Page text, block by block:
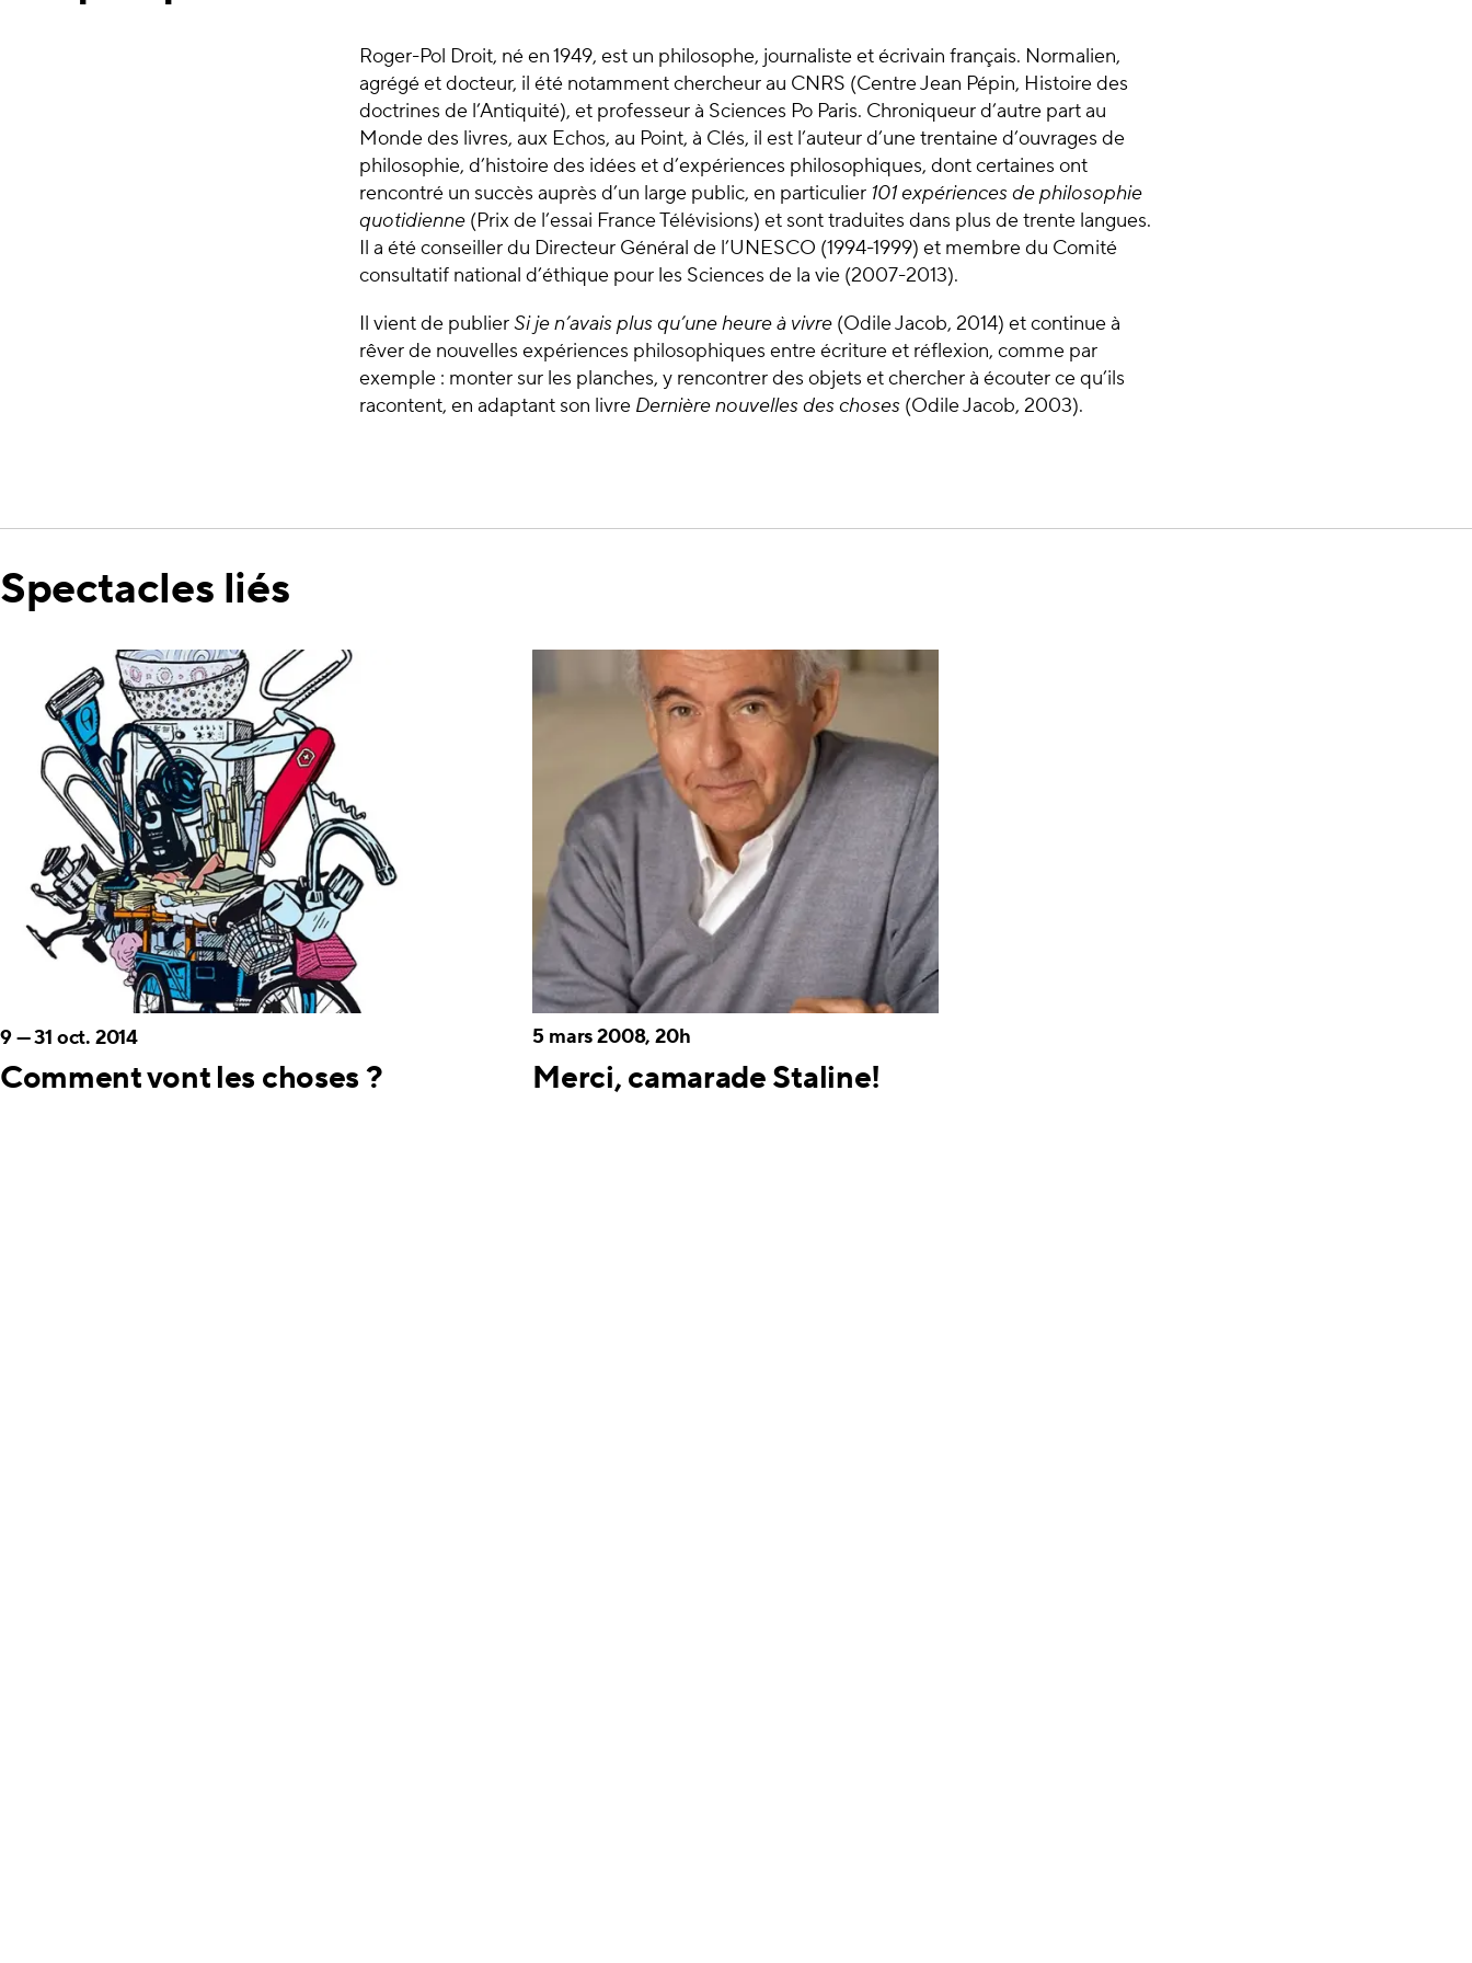
Roger-Pol Droit, né en 1949, est un philosophe, journaliste et écrivain français. Normalien,
agrégé et docteur, il été notamment chercheur au CNRS (Centre Jean Pépin, Histoire des
doctrines de l’Antiquité), et professeur à Sciences Po Paris. Chroniqueur d’autre part au
Monde des livres, aux Echos, au Point, à Clés, il est l’auteur d’une trentaine d’ouvrages de
philosophie, d’histoire des idées et d’expériences philosophiques, dont certaines ont
rencontré un succès auprès d’un large public, en particulier 101 expériences de philosophie
quotidienne(Prix de l’essai France Télévisions) et sont traduites dans plus de trente langues.
Il a été conseiller du Directeur Général de l’UNESCO (1994-1999) et membre du Comité
consultatif national d’éthique pour les Sciences de la vie (2007-2013).
Il vient de publierSi je n’avais plus qu’une heure à vivre(Odile Jacob, 2014) et continue à
rêver de nouvelles expériences philosophiques entre écriture et réflexion, comme par
exemple : monter sur les planches, y rencontrer des objets et chercher à écouter ce qu’ils
racontent, en adaptant son livre Dernière nouvelles des choses(Odile Jacob, 2003).
Spectacles liés
Comment vont les choses ?
9—31 oct. 2014
Merci, camarade Staline!
5 mars 2008, 20h